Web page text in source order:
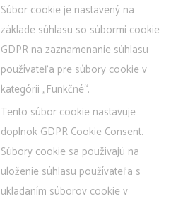
Súbor cookie je nastavený na
základe súhlasu so súbormi cookie
GDPR na zaznamenanie súhlasu
používateľa pre súbory cookie v
kategórii „Funkčné“.
Tento súbor cookie nastavuje
doplnok GDPR Cookie Consent.
Súbory cookie sa používajú na
uloženie súhlasu používateľa s
ukladaním súborov cookie v